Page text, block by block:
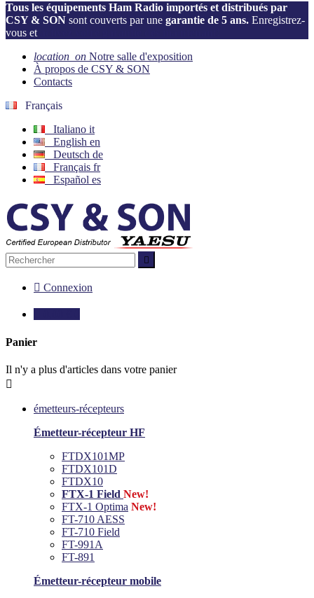
Tous les équipements Ham Radio importés et distribués par
CSY & SON sont couverts par une garantie de 5 ans. Enregistrez-
vous et
location_on Notre salle d'exposition
À propos de CSY & SON
Contacts
Français
Italiano it
English en
Deutsch de
Français fr
Español es

 Connexion
Panier
Il n'y a plus d'articles dans votre panier

émetteurs-récepteurs
Émetteur-récepteur HF
FTDX101MP
FTDX101D
FTDX10
FTX-1 Field New!
FTX-1 Optima New!
FT-710 AESS
FT-710 Field
FT-991A
FT-891
Émetteur-récepteur mobile